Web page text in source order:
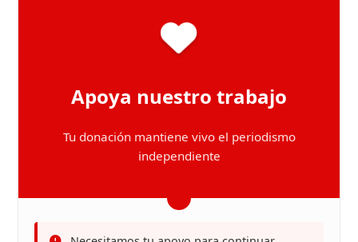
Apoya nuestro trabajo
Tu donación mantiene vivo el periodismo
independiente